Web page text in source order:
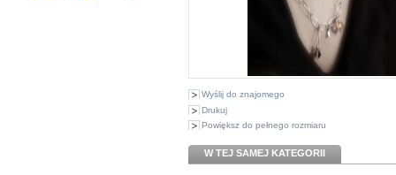
Wyślij do znajomego
Drukuj
Powiększ do pełnego rozmiaru
W TEJ SAMEJ KATEGORII